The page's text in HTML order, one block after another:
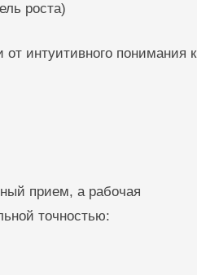
роста)
от интуитивного понимания к
прием, а рабочая
точностью: